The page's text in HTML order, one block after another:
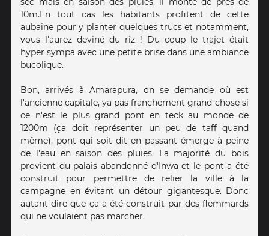
10m.En tout cas les habitants profitent de cette
aubaine pour y planter quelques trucs et notamment,
vous l'aurez deviné du riz ! Du coup le trajet était
hyper sympa avec une petite brise dans une ambiance
bucolique.
Bon, arrivés à Amarapura, on se demande où est
l'ancienne capitale, ya pas franchement grand-chose si
ce n'est le plus grand pont en teck au monde de
1200m (ça doit représenter un peu de taff quand
même), pont qui soit dit en passant émerge à peine
de l'eau en saison des pluies. La majorité du bois
provient du palais abandonné d'Inwa et le pont a été
construit pour permettre de relier la ville à la
campagne en évitant un détour gigantesque. Donc
autant dire que ça a été construit par des flemmards
qui ne voulaient pas marcher.